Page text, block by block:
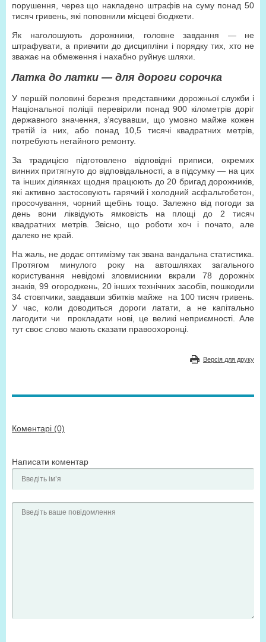
порушення, через що накладено штрафів на суму понад 50
тисяч гривень, які попов­нили місцеві бюджети.
Як наголошують дорожники, головне завдання — не
штрафувати, а привчити до дисципліни і порядку тих, хто не
зважає на обмеження і нахабно руйнує шляхи.
Латка до латки — для дороги сорочка
У першій половині березня представники дорожньої служби і
Національної поліції перевірили понад 900 кілометрів доріг
державного значення, з’ясувавши, що умовно майже кожен
третій із них, або понад 10,5 тисячі квадратних метрів,
потребують негайного ремонту.
За традицією підготовлено відповідні приписи, окремих
винних притягнуто до відповідальності, а в підсумку — на цих
та інших ділянках щодня працюють до 20 бригад дорожників,
які активно застосовують гарячий і холодний асфальтобетон,
просочування, чорний щебінь тощо. Залежно від погоди за
день вони ліквідують ямковість на площі до 2 тисяч
квадратних метрів. Звісно, що роботи хоч і почато, але
далеко не край.
На жаль, не додає оптимізму так звана вандальна статистика.
Протягом минулого року на автошляхах загального
користування невідомі зловмисники вкрали 78 дорожніх
знаків, 99 огороджень, 20 інших технічних засобів, пошкодили
34 стовпчики, завдавши збитків майже на 100 тисяч гривень.
У час, коли доводиться дороги латати, а не капітально
лагодити чи прокладати нові, це великі неприємності. Але
тут своє слово мають сказати правоохоронці.
Версія для друку
Коментарі (0)
Написати коментар